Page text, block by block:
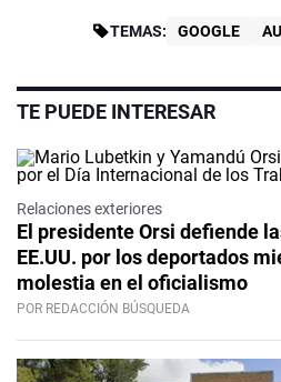
TEMAS: GOOGLE
TE PUEDE INTERESAR
Relaciones exteriores
El presidente Orsi defiende
EE.UU. por los deportados
molestia en el oficialismo
POR REDACCIÓN BÚSQUEDA